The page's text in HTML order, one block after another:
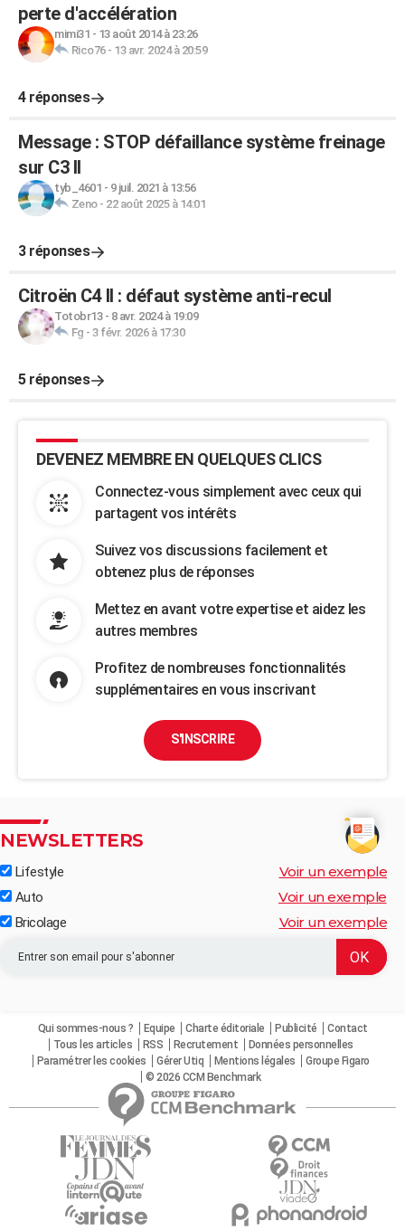
perte d'accélération
mimi31 - 13 août 2014 à 23:26
Rico76- 13 avr. 2024 à 20:59
4 réponses
Message : STOP défaillance système freinage
sur C3 II
tyb_4601 - 9 juil. 2021 à 13:56
Zeno- 22 août 2025 à 14:01
3 réponses
Citroën C4 II : défaut système anti-recul
Totobr13- 8 avr. 2024 à 19:09
Fg - 3 févr. 2026 à 17:30
5 réponses
DEVENEZ MEMBRE EN QUELQUES CLICS
Connectez-vous simplement avec ceux qui
partagent vos intérêts
Suivez vos discussions facilement et
obtenez plus de réponses
Mettez en avant votre expertise et aidez les
autres membres
Profitez de nombreuses fonctionnalités
supplémentaires en vous inscrivant
S'INSCRIRE
NEWSLETTERS
Lifestyle Voir un exemple
Auto Voir un exemple
Bricolage Voir un exemple
Qui sommes-nous ? Equipe Charte éditoriale Publicité
Contact
Tous les articles
RSS Recrutement
Données personnelles
Paramétrer les cookies
Gérer Utiq Mentions légales
Groupe Figaro
© 2026 CCM Benchmark